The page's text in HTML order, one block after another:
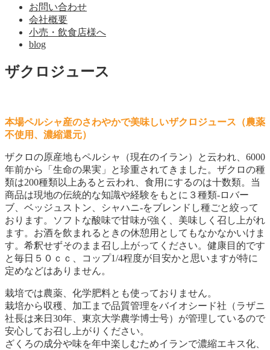
お問い合わせ
会社概要
小売・飲食店様へ
blog
ザクロジュース
本場ペルシャ産のさわやかで美味しいザクロジュース（農薬
不使用、濃縮還元）
ザクロの原産地もペルシャ（現在のイラン）と云われ、6000
年前から「生命の果実」と珍重されてきました。ザクロの種
類は200種類以上あると云われ、食用にするのは十数類。当
商品は現地の伝統的な知識や経験をもとに３種類-ロバー
ブ、ベッジュストン、シャハニ-をブレンドし種ごと絞って
おります。ソフトな酸味で甘味が強く、美味しく召し上がれ
ます。お酒を飲まれるときの休憩用としてもなかなかいけま
す。希釈せずそのまま召し上がってください。健康目的です
と毎日５０ｃｃ、コップ1/4程度が目安かと思いますが特に
定めなどはありません。
栽培では農薬、化学肥料とも使っておりません。
栽培から収穫、加工まで品質管理をバイオシード社（ラザニ
社長は来日30年、東京大学農学博士号）が管理しているので
安心してお召し上がりください。
ざくろの成分や味を年中楽しむためイランで濃縮エキス化、